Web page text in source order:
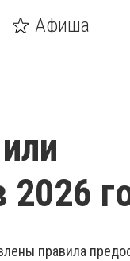
Афиша
2026
правила